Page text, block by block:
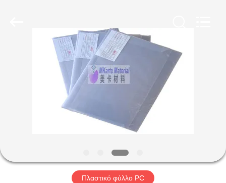
ΠΡΟΪΌΝΤΑ
ΣΧΕΤΙΚΆ
ΜΕ
Πλαστικό φύλλο PC